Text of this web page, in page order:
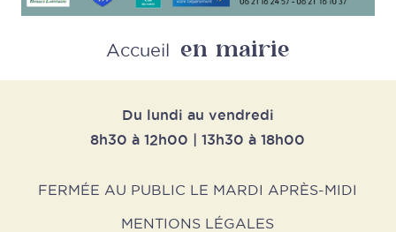
Retour
Accueil en mairie
Du lundi au vendredi
8h30 à 12h00 | 13h30 à 18h00
FERMÉE AU PUBLIC LE MARDI APRÈS-MIDI
MENTIONS LÉGALES